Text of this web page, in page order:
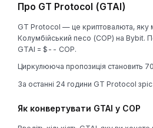
Про GT Protocol (GTAI)
GT Protocol — це криптовалюта, яку
Колумбійський песо (COP) на Bybit.
GTAI = $-- COP.
Циркулююча пропозиція становить
За останні 24 години GT Protocol
Як конвертувати GTAI у COP